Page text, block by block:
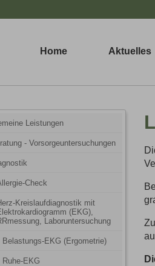
Home Aktuelles
Leistungen
- Vorsorgeuntersuchungen
Check
Kreislaufdiagnostik mit
(EKG),
Laboruntersuchung
Belastungs-EKG (Ergometrie)
Ruhe-EKG